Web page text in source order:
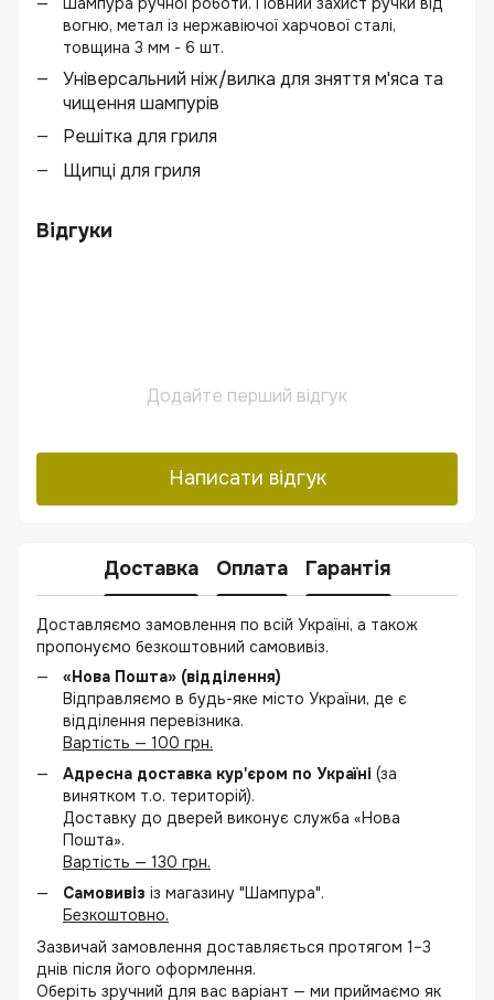
вогню, метал із нержавіючої харчової сталі,
товщина 3 мм - 6 шт.
Універсальний ніж/вилка для зняття м'яса та
чищення шампурів
Решітка для гриля
Щипці для гриля
Відгуки
Додайте перший відгук
Написати відгук
Доставка Оплата Гарантія
Доставляємо замовлення по всій Україні, а також
пропонуємо безкоштовний самовивіз.
«Нова Пошта» (відділення)
Відправляємо в будь-яке місто України, де є
відділення перевізника.
Вартість — 100 грн.
Адресна доставка кур'єром по Україні (за
винятком т.о. територій).
Доставку до дверей виконує служба «Нова
Пошта».
Вартість — 130 грн.
Самовивіз із магазину "Шампура".
Безкоштовно.
Зазвичай замовлення доставляється протягом 1–3
днів після його оформлення.
Оберіть зручний для вас варіант — ми приймаємо як